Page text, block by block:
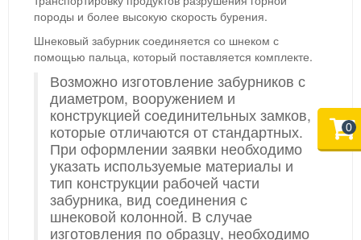
породы и более высокую скорость бурения.
Шнековый забурник соединяется со шнеком с
помощью пальца, который поставляется комплекте.
Возможно изготовление забурников с
диаметром, вооружением и
конструкцией соединительных замков,
которые отличаются от стандартных.
При оформлении заявки необходимо
указать используемые материалы и
тип конструкции рабочей части
забурника, вид соединения с
шнековой колонной. В случае
изготовления по образцу, необходимо
0